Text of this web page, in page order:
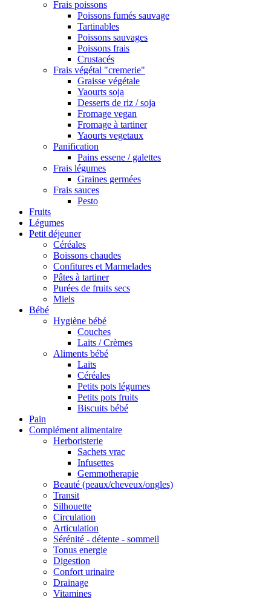
Frais poissons
Poissons fumés sauvage
Tartinables
Poissons sauvages
Poissons frais
Crustacés
Frais végétal "cremerie"
Graisse végétale
Yaourts soja
Desserts de riz / soja
Fromage vegan
Fromage à tartiner
Yaourts vegetaux
Panification
Pains essene / galettes
Frais légumes
Graines germées
Frais sauces
Pesto
Fruits
Légumes
Petit déjeuner
Céréales
Boissons chaudes
Confitures et Marmelades
Pâtes à tartiner
Purées de fruits secs
Miels
Bébé
Hygiène bébé
Couches
Laits / Crèmes
Aliments bébé
Laits
Céréales
Petits pots légumes
Petits pots fruits
Biscuits bébé
Pain
Complément alimentaire
Herboristerie
Sachets vrac
Infusettes
Gemmotherapie
Beauté (peaux/cheveux/ongles)
Transit
Silhouette
Circulation
Articulation
Sérénité - détente - sommeil
Tonus energie
Digestion
Confort urinaire
Drainage
Vitamines